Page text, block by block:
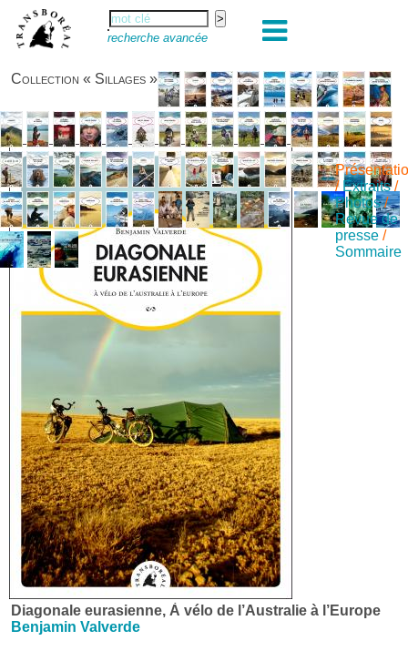
recherche avancée
Collection « Sillages »
/ Extraits/
Photos/
Revue de
presse /
Sommaire
Diagonale eurasienne, À vélo de l’Australie à l’Europe
Benjamin Valverde